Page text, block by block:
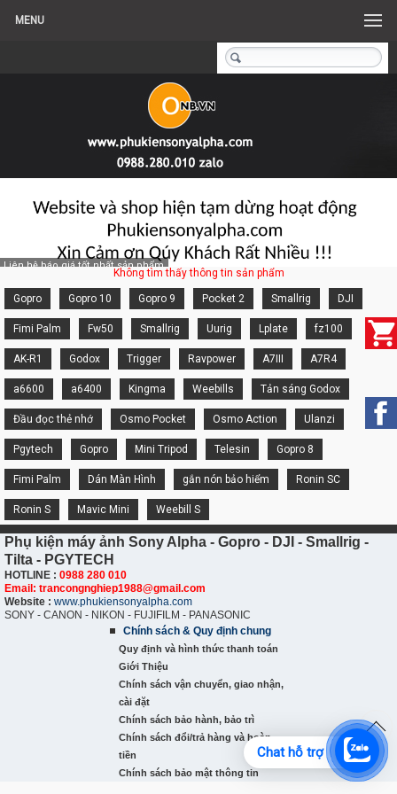
MENU
Liên hệ báo giá tốt nhất sản phẩm
Không tìm thấy thông tin sản phẩm
Gopro Gopro 10 Gopro 9 Pocket 2 Smallrig DJI
Fimi Palm Fw50 Smallrig Uurig Lplate fz100
AK-R1 Godox Trigger Ravpower A7III A7R4
a6600 a6400 Kingma Weebills Tản sáng Godox
Đầu đọc thẻ nhớ Osmo Pocket Osmo Action Ulanzi
Pgytech Gopro Mini Tripod Telesin Gopro 8
Fimi Palm Dán Màn Hình gắn nón bảo hiểm Ronin SC
Ronin S Mavic Mini Weebill S
Phụ kiện máy ảnh Sony Alpha - Gopro - DJI - Smallrig -
Tilta - PGYTECH
HOTLINE : 0988 280 010
Email: trancongnghiep1988@gmail.com
Website : www.phukiensonyalpha.com
SONY - CANON - NIKON - FUJIFILM - PANASONIC
Chính sách & Quy định chung
Quy định và hình thức thanh toán
Giới Thiệu
Chính sách vận chuyển, giao nhận,
cài đặt
Chính sách bảo hành, bảo trì
Chính sách đổi/trả hàng và hoàn
tiền
Chính sách bảo mật thông tin
Chat hỗ trợ